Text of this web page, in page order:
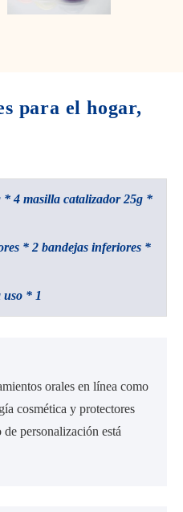
para el hogar,
* 4 masilla catalizador 25g *
* 2 bandejas inferiores *
uso * 1
orales en línea como
cosmética y protectores
personalización está